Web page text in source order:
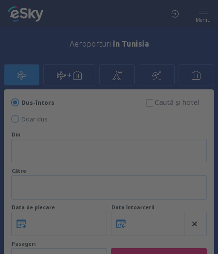
Meniu
Aeroporturi în Tunisia
Dus-întors
Doar dus
Caută şi hotel
Din
Către
Data de plecare Data întoarcerii
Pasageri